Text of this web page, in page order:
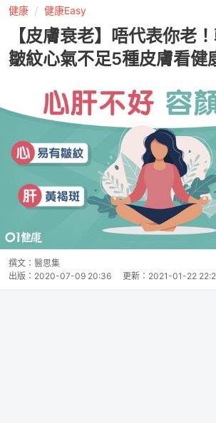
健康 健康Easy
【皮膚衰老】唔代表你老
皺紋心氣不足5種皮膚看健
撰文： 醫思集
出版： 2020-07-09 20:36 更新： 2021-01-22